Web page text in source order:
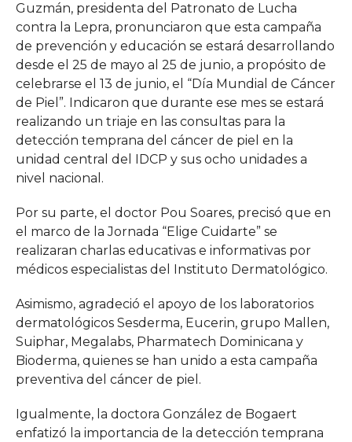
Guzmán, presidenta del Patronato de Lucha
contra la Lepra, pronunciaron que esta campaña
de prevención y educación se estará desarrollando
desde el 25 de mayo al 25 de junio, a propósito de
celebrarse el 13 de junio, el “Día Mundial de Cáncer
de Piel”. Indicaron que durante ese mes se estará
realizando un triaje en las consultas para la
detección temprana del cáncer de piel en la
unidad central del IDCP y sus ocho unidades a
nivel nacional.
Por su parte, el doctor Pou Soares, precisó que en
el marco de la Jornada “Elige Cuidarte” se
realizaran charlas educativas e informativas por
médicos especialistas del Instituto Dermatológico.
Asimismo, agradeció el apoyo de los laboratorios
dermatológicos Sesderma, Eucerin, grupo Mallen,
Suiphar, Megalabs, Pharmatech Dominicana y
Bioderma, quienes se han unido a esta campaña
preventiva del cáncer de piel.
Igualmente, la doctora González de Bogaert
enfatizó la importancia de la detección temprana